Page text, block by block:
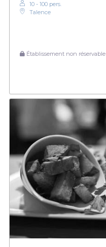
10 - 100 pers.
Talence
Établissement non réservable